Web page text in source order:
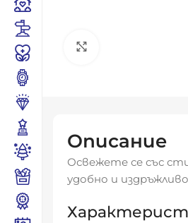
Описание
Освежете се със
удобно и